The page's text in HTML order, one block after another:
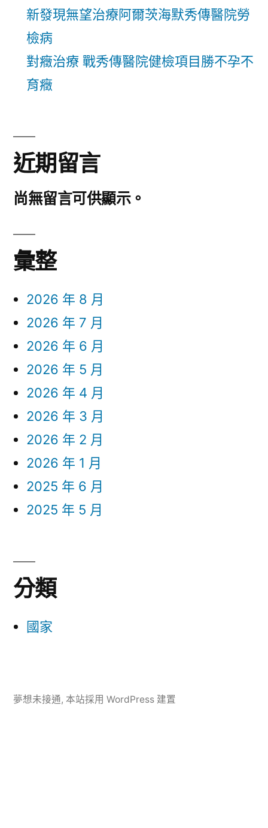
新發現無望治療阿爾茨海默秀傳醫院勞
檢病
對癥治療 戰秀傳醫院健檢項目勝不孕不
育癥
近期留言
尚無留言可供顯示。
彙整
2026 年 8 月
2026 年 7 月
2026 年 6 月
2026 年 5 月
2026 年 4 月
2026 年 3 月
2026 年 2 月
2026 年 1 月
2025 年 6 月
2025 年 5 月
分類
國家
夢想未接通, 本站採用 WordPress 建置